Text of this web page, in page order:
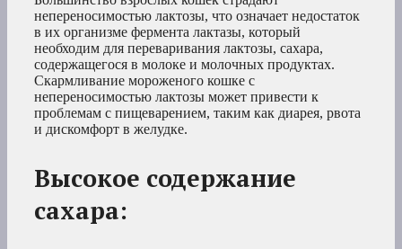
непереносимостью лактозы, что означает недостаток
в их организме фермента лактазы, который
необходим для переваривания лактозы, сахара,
содержащегося в молоке и молочных продуктах.
Скармливание мороженого кошке с
непереносимостью лактозы может привести к
проблемам с пищеварением, таким как диарея, рвота
и дискомфорт в желудке.
Высокое содержание
сахара: